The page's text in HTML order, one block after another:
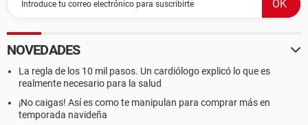
NOVEDADES
La regla de los 10 mil pasos. Un cardiólogo explicó lo que es
realmente necesario para la salud
¡No caigas! Así es como te manipulan para comprar más en
temporada navideña